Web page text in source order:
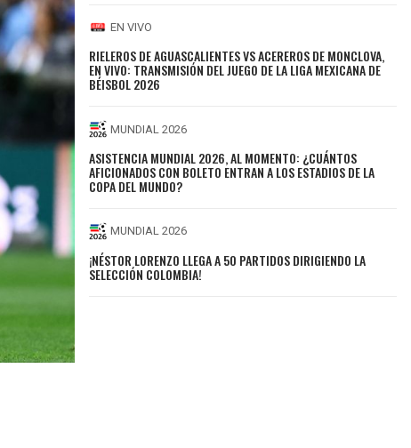
EN VIVO
RIELEROS DE AGUASCALIENTES VS ACEREROS DE MONCLOVA,
EN VIVO: TRANSMISIÓN DEL JUEGO DE LA LIGA MEXICANA DE
BÉISBOL 2026
MUNDIAL 2026
ASISTENCIA MUNDIAL 2026, AL MOMENTO: ¿CUÁNTOS
AFICIONADOS CON BOLETO ENTRAN A LOS ESTADIOS DE LA
COPA DEL MUNDO?
MUNDIAL 2026
¡NÉSTOR LORENZO LLEGA A 50 PARTIDOS DIRIGIENDO LA
SELECCIÓN COLOMBIA!